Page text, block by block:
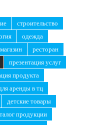
строительство
одежда
магазин
ресторан
презентация услуг
продукта
аренды в тц
детские товары
продукции